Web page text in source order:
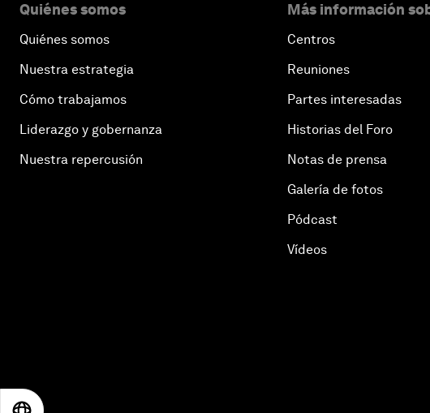
Quiénes somos
Quiénes somos
Nuestra estrategia
Cómo trabajamos
Liderazgo y gobernanza
Nuestra repercusión
Más información
Centros
Reuniones
Partes interesadas
Historias del Foro
Notas de prensa
Galería de fotos
Pódcast
Vídeos